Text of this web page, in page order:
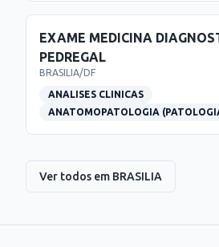
EXAME MEDICINA
PEDREGAL
BRASILIA/DF
ANALISES CLINICAS
ANATOMOPATOLOGIA
Ver todos em BRASILIA